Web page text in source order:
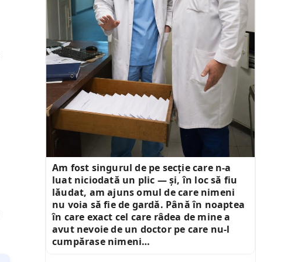
Am fost singurul de pe secție care n-a
luat niciodată un plic — și, în loc să fiu
lăudat, am ajuns omul de care nimeni
nu voia să fie de gardă. Până în noaptea
în care exact cel care râdea de mine a
avut nevoie de un doctor pe care nu-l
cumpărase nimeni…